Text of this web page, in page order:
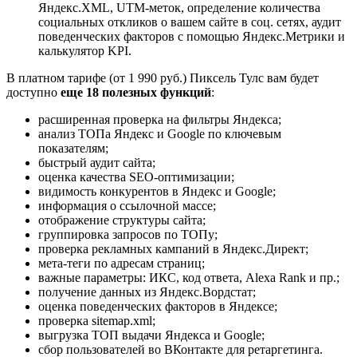
Яндекс.XML, UTM-меток, определение количества
социальных откликов о вашем сайте в соц. сетях, аудит
поведенческих факторов с помощью Яндекс.Метрики и
калькулятор KPI.
В платном тарифе (от 1 990 руб.) Пиксель Тулс вам будет
доступно еще 18 полезных функций:
расширенная проверка на фильтры Яндекса;
анализ ТОПа Яндекс и Google по ключевым
показателям;
быстрый аудит сайта;
оценка качества SEO-оптимизации;
видимость конкурентов в Яндекс и Google;
информация о ссылочной массе;
отображение структуры сайта;
группировка запросов по ТОПу;
проверка рекламных кампаний в Яндекс.Директ;
мета-теги по адресам страниц;
важные параметры: ИКС, код ответа, Alexa Rank и пр.;
получение данных из Яндекс.Вордстат;
оценка поведенческих факторов в Яндексе;
проверка sitemap.xml;
выгрузка ТОП выдачи Яндекса и Google;
сбор пользователей во ВКонтакте для ретаргетинга.